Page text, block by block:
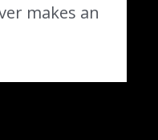
makes an